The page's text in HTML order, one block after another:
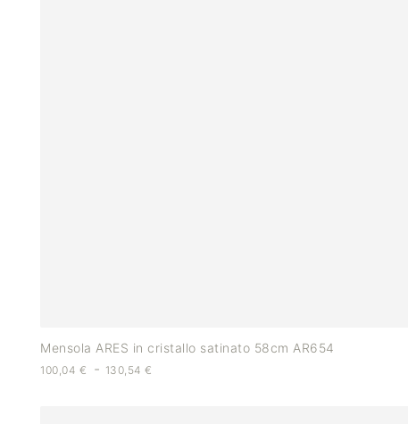
Mensola ARES in cristallo satinato 58cm AR654
100,04 € - 130,54€